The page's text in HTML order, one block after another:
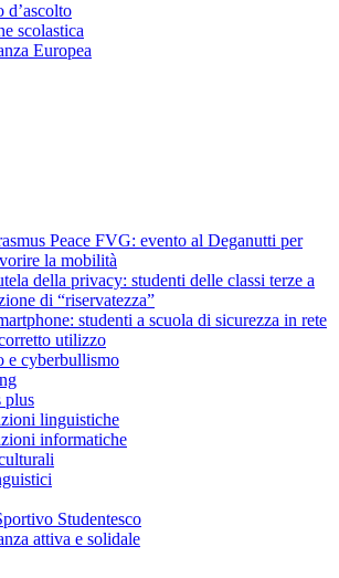
d’ascolto
scolastica
Europea
Peace FVG: evento al Deganutti per
la mobilità
della privacy: studenti delle classi terze a
di “riservatezza”
studenti a scuola di sicurezza in rete
utilizzo
e cyberbullismo
plus
linguistiche
informatiche
Studentesco
attiva e solidale